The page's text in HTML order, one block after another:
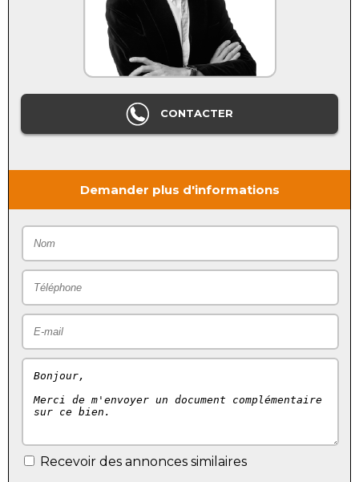
CONTACTER
Demander plus d'informations
Recevoir des annonces similaires